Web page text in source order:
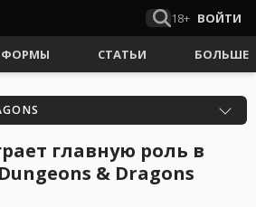
18+ ВОЙТИ
СТАТЬИ БОЛЬШЕ
главную роль в
& Dragons